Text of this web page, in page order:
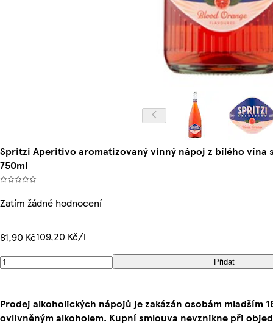
Spritzi Aperitivo aromatizovaný vinný nápoj z bílého vína
750ml
Zatím žádné hodnocení
81,90 Kč109,20 Kč/l
Přidat
Prodej alkoholických nápojů je zakázán osobám mladším
ovlivněným alkoholem. Kupní smlouva nevznikne při